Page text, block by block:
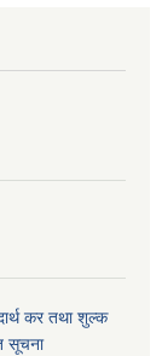
कर तथा शुल्क
सूचना